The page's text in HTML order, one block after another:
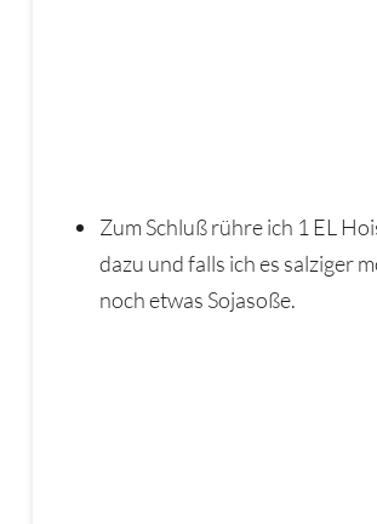
Zum Schluß rühre ich 1 EL
dazu und falls ich es salziger
noch etwas Sojasoße.